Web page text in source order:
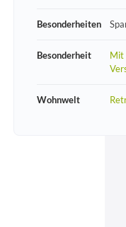
Besonderheiten
Besonderheit
Mit
Wohnwelt